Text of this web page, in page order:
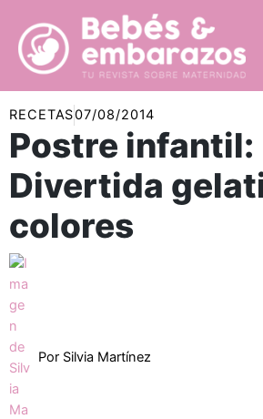
contenido
RECETAS07/08/2014
Postre infantil:
Divertida
colores
Por Silvia Martínez